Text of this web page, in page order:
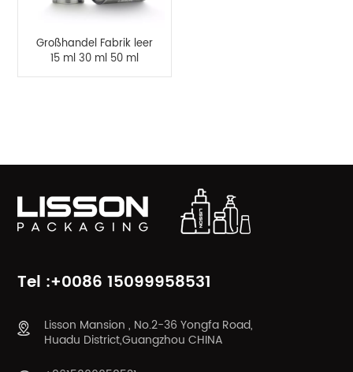
Großhandel Fabrik leer
15 ml 30 ml 50 ml
dickwandige PETG-
Tel :+0086 15099958531
Lisson Mansion , No.2-36 Yongfa Road,
Huadu District,Guangzhou CHINA